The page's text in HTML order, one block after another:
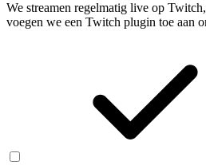
We streamen regelmatig live op
voegen we een Twitch plugin toe aan